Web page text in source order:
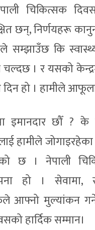
चिकित्सक
छन्, निर्णयहरू
सम्झाउँछ कि
। र यसको
हो । हामीले आफूलाई
छौँ ? के
हामीले
छ । नेपाली
हो । सेवामा,
आफ्नो मुल्यांकन
हार्दिक सम्मान।